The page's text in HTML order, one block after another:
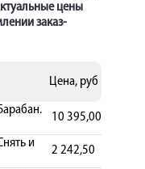
цены
заказ-
Цена, руб
10 395,00
и
2 242,50